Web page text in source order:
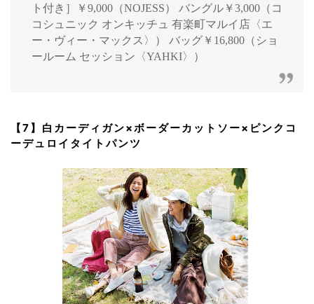
ト付き］￥9,000（NOJESS） バングル￥3,000（コ
コシュニック オンキッチュ 有楽町マルイ店〈エ
ー・ヴィー・マックス〉） バッグ￥16,800（ショ
ールーム セッション〈YAHKI〉）
【7】白カーディガン×ボーダーカットソー×ピンクコ
ーデュロイタイトパンツ